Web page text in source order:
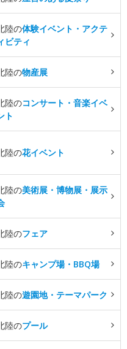
陸の体験イベント・アクテ
ビティ
陸の物産展
陸のコンサート・音楽イベ
ト
陸の花イベント
陸の美術展・博物展・展示
陸のフェア
陸のキャンプ場・BBQ場
陸の遊園地・テーマパーク
陸のプール